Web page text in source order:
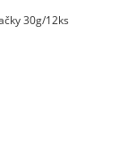
30g/12ks